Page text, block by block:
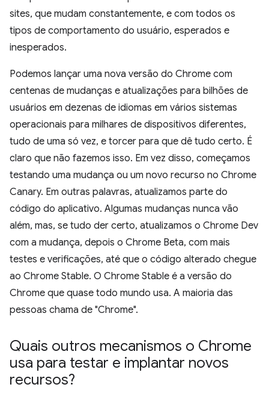
sites, que mudam constantemente, e com todos os
tipos de comportamento do usuário, esperados e
inesperados.
Podemos lançar uma nova versão do Chrome com
centenas de mudanças e atualizações para bilhões de
usuários em dezenas de idiomas em vários sistemas
operacionais para milhares de dispositivos diferentes,
tudo de uma só vez, e torcer para que dê tudo certo. É
claro que não fazemos isso. Em vez disso, começamos
testando uma mudança ou um novo recurso no Chrome
Canary. Em outras palavras, atualizamos parte do
código do aplicativo. Algumas mudanças nunca vão
além, mas, se tudo der certo, atualizamos o Chrome Dev
com a mudança, depois o Chrome Beta, com mais
testes e verificações, até que o código alterado chegue
ao Chrome Stable. O Chrome Stable é a versão do
Chrome que quase todo mundo usa. A maioria das
pessoas chama de "Chrome".
Quais outros mecanismos o Chrome
usa para testar e implantar novos
recursos?